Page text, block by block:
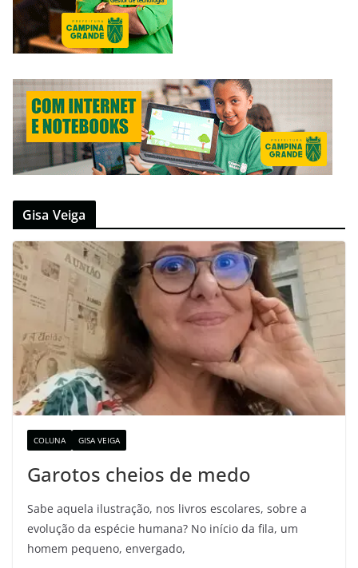
Gisa Veiga
COLUNA GISA VEIGA
Garotos cheios de medo
Sabe aquela ilustração, nos livros escolares, sobre a
evolução da espécie humana? No início da fila, um
homem pequeno, envergado,